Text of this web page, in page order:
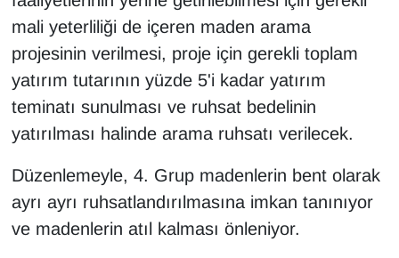
mali yeterliliği de içeren maden arama
projesinin verilmesi, proje için gerekli toplam
yatırım tutarının yüzde 5'i kadar yatırım
teminatı sunulması ve ruhsat bedelinin
yatırılması halinde arama ruhsatı verilecek.
Düzenlemeyle, 4. Grup madenlerin bent olarak
ayrı ayrı ruhsatlandırılmasına imkan tanınıyor
ve madenlerin atıl kalması önleniyor.